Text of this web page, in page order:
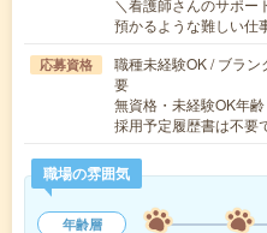
＼看護師さんのサポー
預かるような難しい
応募資格
職種未経験OK / ブラ
要
無資格・未経験OK年
採用予定履歴書は不
職場の雰囲気
年齢層